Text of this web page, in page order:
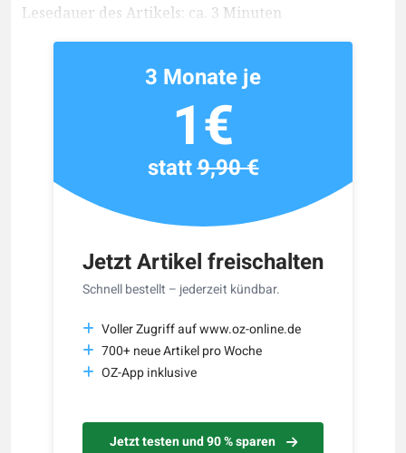
Lesedauer des Artikels: ca. 3 Minuten
Jetzt Artikel freischalten
Schnell bestellt – jederzeit kündbar.
Voller Zugriff auf www.oz-online.de
700+ neue Artikel pro Woche
OZ-App inklusive
Jetzt testen und 90 % sparen
3 Monate je
1€
statt9,90 €